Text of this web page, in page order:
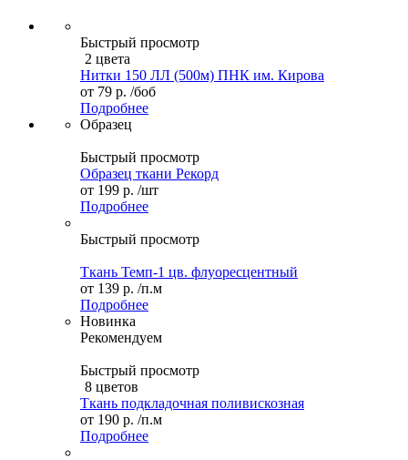
Быстрый просмотр
2 цвета
Нитки 150 ЛЛ (500м) ПНК им. Кирова
от 79 р. /боб
Подробнее
Образец
Быстрый просмотр
Образец ткани Рекорд
от 199 р. /шт
Подробнее
Быстрый просмотр
Ткань Темп-1 цв. флуоресцентный
от 139 р. /п.м
Подробнее
Новинка
Рекомендуем
Быстрый просмотр
8 цветов
Ткань подкладочная поливискозная
от 190 р. /п.м
Подробнее